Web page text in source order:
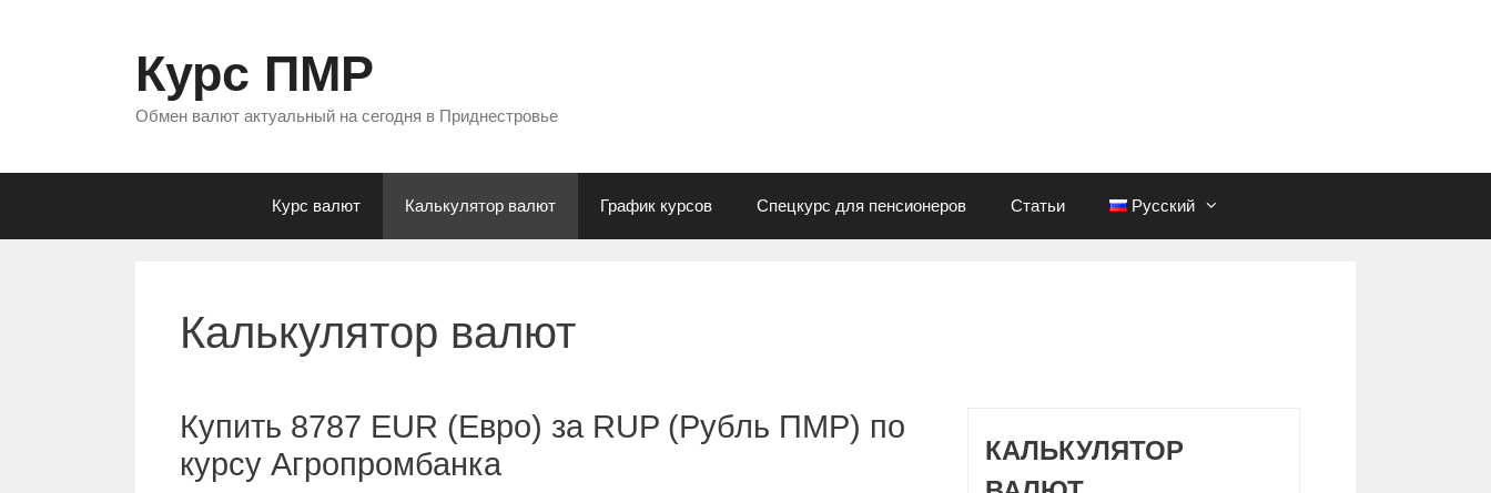
Курс ПМР
Обмен валют актуальный на сегодня в Приднестровье
Курс валют Калькулятор валют График курсов Спецкурс для пенсионеров Статьи Русский
Калькулятор валют
Купить 8787 EUR (Евро) за RUP (Рубль ПМР) по
курсу Агропромбанка
КАЛЬКУЛЯТОР